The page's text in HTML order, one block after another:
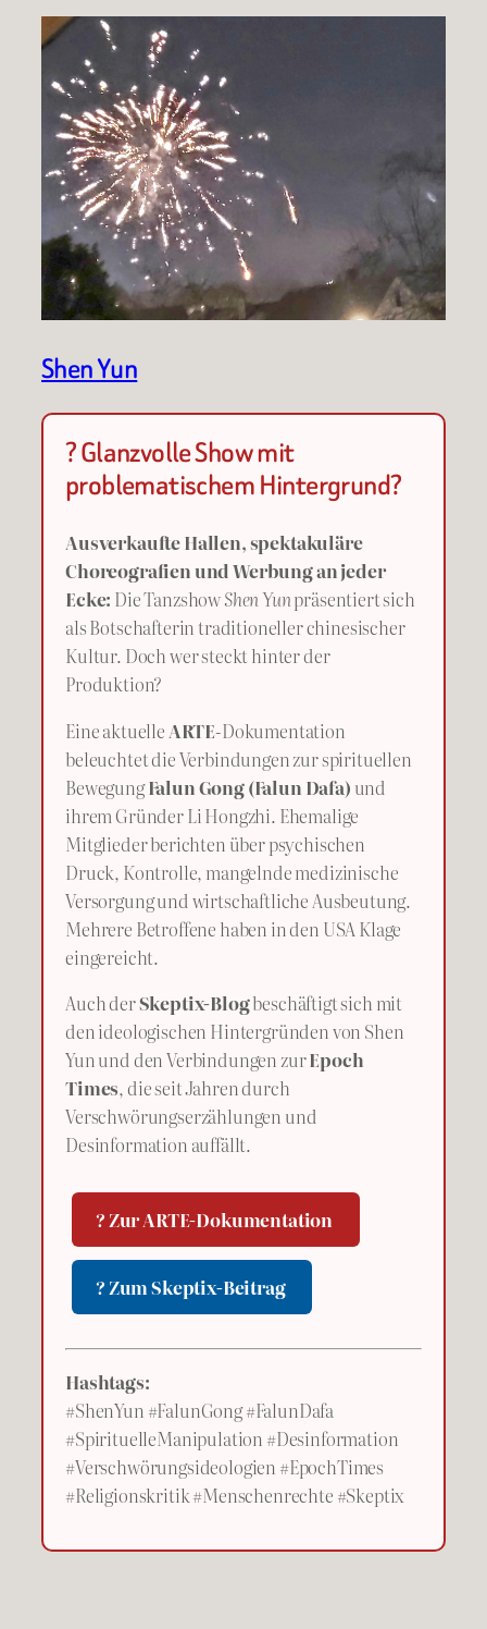
Shen Yun
? Glanzvolle Show mit
problematischem Hintergrund?
Ausverkaufte Hallen, spektakuläre
Choreografien und Werbung an jeder
Ecke: Die TanzshowShen Yunpräsentiert sich
als Botschafterin traditioneller chinesischer
Kultur. Doch wer steckt hinter der
Produktion?
Eine aktuelle ARTE-Dokumentation
beleuchtet die Verbindungen zur spirituellen
BewegungFalun Gong (Falun Dafa) und
ihrem Gründer Li Hongzhi. Ehemalige
Mitglieder berichten über psychischen
Druck, Kontrolle, mangelnde medizinische
Versorgung und wirtschaftliche Ausbeutung.
Mehrere Betroffene haben in den USA Klage
eingereicht.
Auch derSkeptix-Blogbeschäftigt sich mit
den ideologischen Hintergründen von Shen
Yun und den Verbindungen zurEpoch
Times, die seit Jahren durch
Verschwörungserzählungen und
Desinformation auffällt.
? Zur ARTE-Dokumentation
? Zum Skeptix-Beitrag
Hashtags:
#ShenYun #FalunGong #FalunDafa
#SpirituelleManipulation #Desinformation
#Verschwörungsideologien #EpochTimes
#Religionskritik #Menschenrechte #Skeptix